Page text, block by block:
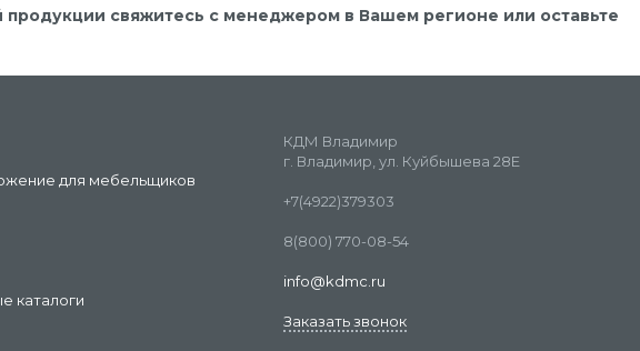
свяжитесь с менеджером в Вашем регионе или оставьте
для мебельщиков
каталоги
КДМ Владимир
г. Владимир, ул. Куйбышева 28Е
+7(4922)379303
8(800) 770-08-54
info@kdmc.ru
Заказать звонок